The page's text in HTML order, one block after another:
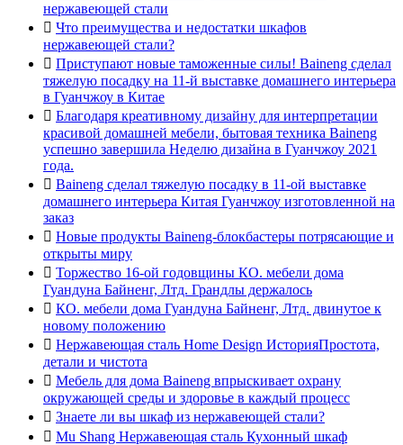
нержавеющей стали
 Что преимущества и недостатки шкафов
нержавеющей стали?
 Приступают новые таможенные силы! Baineng сделал
тяжелую посадку на 11-й выставке домашнего интерьера
в Гуанчжоу в Китае
 Благодаря креативному дизайну для интерпретации
красивой домашней мебели, бытовая техника Baineng
успешно завершила Неделю дизайна в Гуанчжоу 2021
года.
 Baineng сделал тяжелую посадку в 11-ой выставке
домашнего интерьера Китая Гуанчжоу изготовленной на
заказ
 Новые продукты Baineng-блокбастеры потрясающие и
открыты миру
 Торжество 16-ой годовщины КО. мебели дома
Гуандуна Байненг, Лтд. Грандлы держалось
 КО. мебели дома Гуандуна Байненг, Лтд. двинутое к
новому положению
 Нержавеющая сталь Home Design ИсторияПростота,
детали и чистота
 Мебель для дома Baineng впрыскивает охрану
окружающей среды и здоровье в каждый процесс
 Знаете ли вы шкаф из нержавеющей стали?
 Mu Shang Нержавеющая сталь Кухонный шкаф